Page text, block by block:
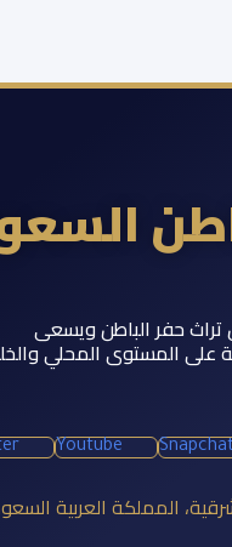
حفر الباطن ويسعى
على المستوى المحلي
Youtube
المملكة العربية